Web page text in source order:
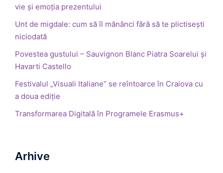
vie și emoția prezentului
Unt de migdale: cum să îl mănânci fără să te plictisești
niciodată
Povestea gustului – Sauvignon Blanc Piatra Soarelui și
Havarti Castello
Festivalul „Visuali Italiane” se reîntoarce în Craiova cu
a doua ediție
Transformarea Digitală în Programele Erasmus+
Arhive